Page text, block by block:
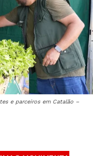
e parceiros em Catalão –